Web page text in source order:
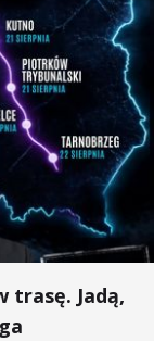
trasę. Jadą,